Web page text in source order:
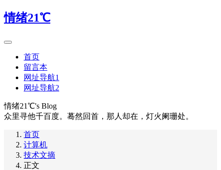
情绪21℃
首页
留言本
网址导航1
网址导航2
情绪21℃'s Blog
众里寻他千百度。蓦然回首，那人却在，灯火阑珊处。
首页
计算机
技术文摘
正文